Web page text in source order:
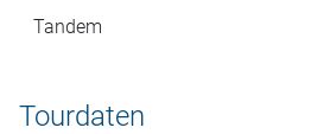
Tandem
Tourdaten